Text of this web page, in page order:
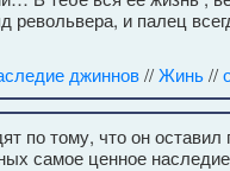
револьвера, и палец
джиннов//Жинь//
по тому, что он
самое ценное